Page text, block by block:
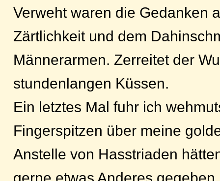
Verweht waren die Gedanken
Zärtlichkeit und dem
Männerarmen. Zerreitet der
stundenlangen Küssen.
Ein letztes Mal fuhr ich
Fingerspitzen über meine
Anstelle von Hasstriaden
gerne etwas Anderes gegeben.